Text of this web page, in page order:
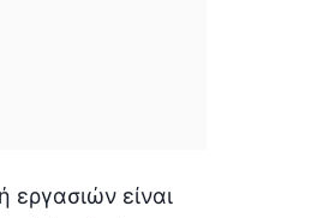
εργασιών είναι